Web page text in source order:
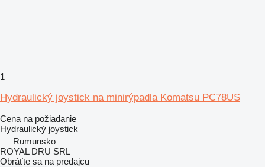
1
Hydraulický joystick na minirýpadla Komatsu PC78US
Cena na požiadanie
Hydraulický joystick
Rumunsko
ROYAL DRU SRL
Obráťte sa na predajcu